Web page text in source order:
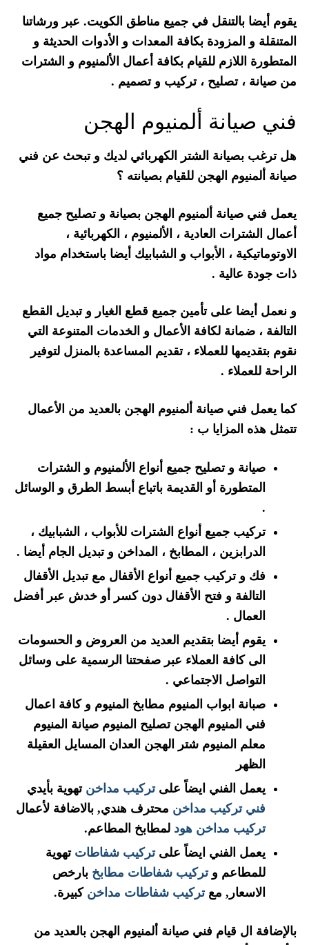
يقوم أيضا بالتنقل في جميع مناطق الكويت. عبر ورشاتنا
المتنقلة و المزودة بكافة المعدات و الأدوات الحديثة و
المتطورة اللازم للقيام بكافة أعمال الألمنيوم و الشترات
من صيانة ، تصليح ، تركيب و تصميم .
فني صيانة ألمنيوم الهجن
هل ترغب بصيانة الشتر الكهربائي لديك و تبحث عن فني
صيانة ألمنيوم الهجن للقيام بصيانته ؟
يعمل فني صيانة ألمنيوم الهجن بصيانة و تصليح جميع
أعمال الشترات العادية ، الألمنيوم ، الكهربائية ،
الاوتوماتيكية ، الأبواب و الشبابيك أيضا باستخدام مواد
ذات جودة عالية .
و نعمل أيضا على تأمين جميع قطع الغيار و تبديل القطع
التالفة ، ضمانة لكافة الأعمال و الخدمات المتنوعة التي
نقوم بتقديمها للعملاء ، تقديم المساعدة بالمنزل لتوفير
الراحة للعملاء .
كما يعمل فني صيانة ألمنيوم الهجن بالعديد من الأعمال
تتمثل هذه المزايا ب :
صيانة و تصليح جميع أنواع الألمنيوم و الشترات
المتطورة أو القديمة باتباع أبسط الطرق و الوسائل
.
تركيب جميع أنواع الشترات للأبواب ، الشبابيك ،
الدرابزين ، المطابخ ، المداخن و تبديل الجام أيضا .
فك و تركيب جميع أنواع الأقفال مع تبديل الأقفال
التالفة و فتح الأقفال دون كسر أو خدش عبر أفضل
العمال .
يقوم أيضا بتقديم العديد من العروض و الحسومات
الى كافة العملاء عبر صفحتنا الرسمية على وسائل
التواصل الاجتماعي .
صبانة ابواب المنيوم مطابخ المنيوم و كافة اعمال
فني المنيوم الهجن تصليح المنيوم صيانة المنيوم
معلم المنيوم شتر الهجن العدان المسايل العقيلة
الظهر
يعمل الفني ايضاً علىتركيب مداخن تهوية بأيدي
فني تركيب مداخن محترف هندي, بالاضافة لأعمال
تركيب مداخن هود لمطابخ المطاعم.
يعمل الفني ايضاً علىتركيب شفاطات تهوية
للمطاعم وتركيب شفاطات مطابخ بارخص
الاسعار, معتركيب شفاطات مداخن كبيرة.
بالإضافة ال قيام فني صيانة ألمنيوم الهجن بالعديد من